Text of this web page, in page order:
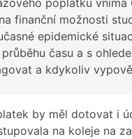
finanční možnosti
epidemické
času a s
a kdykoliv
by měl dotovat i
na koleje na